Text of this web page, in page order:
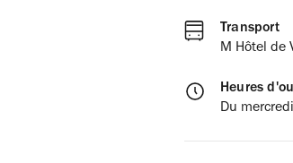
Transport
M Hôtel de
Heures
Du